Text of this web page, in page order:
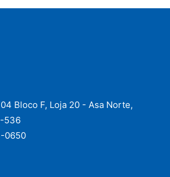
Bloco F, Loja 20 - Asa Norte,
536
0650